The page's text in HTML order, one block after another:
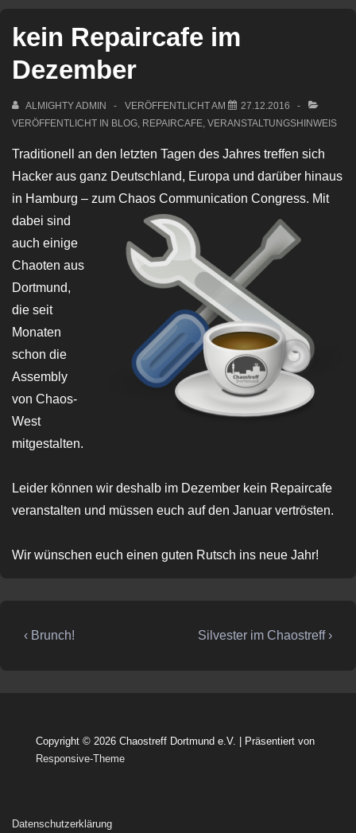
kein Repaircafe im
Dezember
ALMIGHTY ADMIN VERÖFFENTLICHT AM
27.12.2016
VERÖFFENTLICHT IN BLOG, REPAIRCAFE, VERANSTALTUNGSHINWEIS
Traditionell an den letzten Tagen des Jahres treffen sich
Hacker aus ganz Deutschland, Europa und darüber hinaus
in Hamburg – zum Chaos Communication Congress. Mit
dabei sind
auch einige
Chaoten aus
Dortmund,
die seit
Monaten
schon die
Assembly
von Chaos-
West
mitgestalten.
Leider können wir deshalb im Dezember kein Repaircafe
veranstalten und müssen euch auf den Januar vertrösten.
Wir wünschen euch einen guten Rutsch ins neue Jahr!
Beitragsnavigation
Vorheriger
‹ Brunch!
Nächster
Silvester im Chaostreff ›
Copyright © 2026 Chaostreff Dortmund e.V.
| Präsentiert von
Responsive-Theme
Datenschutzerklärung